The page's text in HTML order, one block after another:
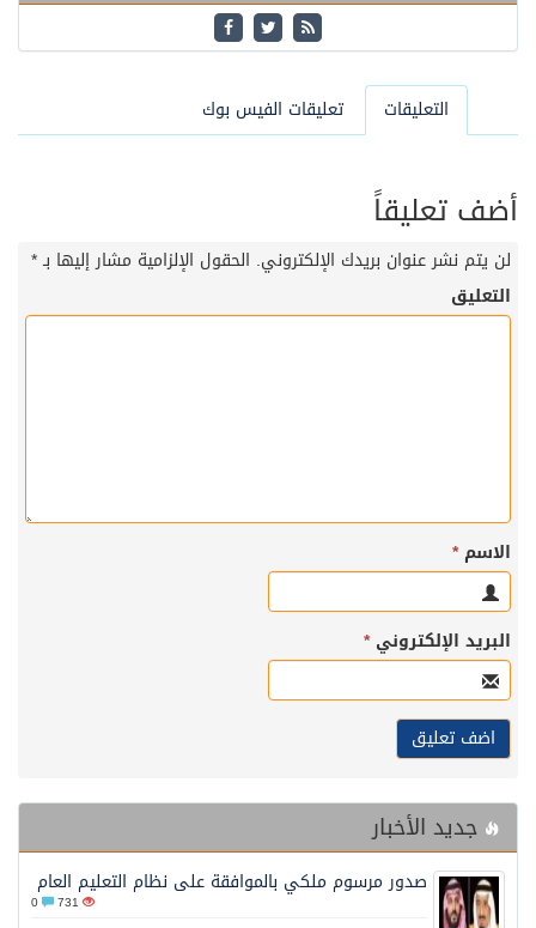
التعليقات تعليقات الفيس بوك
أضف تعليقاً
لن يتم نشر عنوان بريدك الإلكتروني. الحقول الإلزامية مشار إليها بـ*
التعليق
الاسم*
البريد الإلكتروني*
جديد الأخبار
صدور مرسوم ملكي بالموافقة على نظام التعليم العام
731